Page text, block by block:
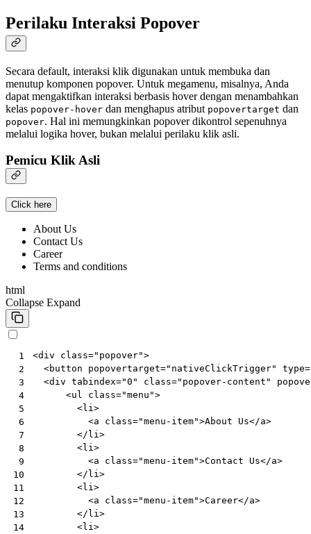
Perilaku Interaksi Popover
Secara default, interaksi klik digunakan untuk membuka dan
menutup komponen popover. Untuk megamenu, misalnya, Anda
dapat mengaktifkan interaksi berbasis hover dengan menambahkan
kelas popover-hover dan menghapus atribut popovertarget dan
popover. Hal ini memungkinkan popover dikontrol sepenuhnya
melalui logika hover, bukan melalui perilaku klik asli.
Pemicu Klik Asli
Click here
About Us
Contact Us
Career
Terms and conditions
html
Collapse Expand
1
2
3
4
5
6
7
8
9
10
11
12
13
14
<div class="popover">
<button popovertarget="nativeClickTrigger" type=
<div tabindex="0" class="popover-content"
<ul class="menu">
<li>
<a class="menu-item">About Us</a>
</ li>
<li>
<a class="menu-item">Contact Us</a>
</ li>
<li>
<a class="menu-item">Career</a>
</ li>
<li>